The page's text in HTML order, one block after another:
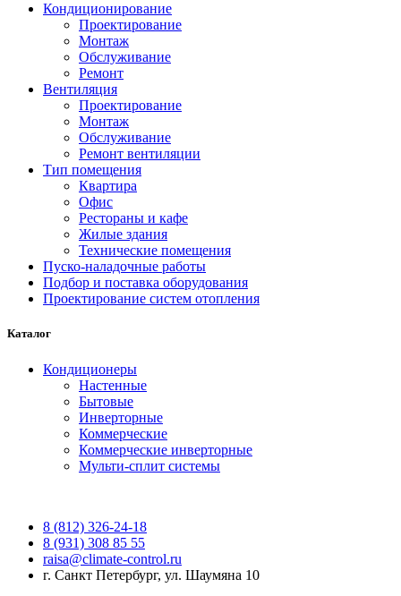
Кондиционирование
Проектирование
Монтаж
Обслуживание
Ремонт
Вентиляция
Проектирование
Монтаж
Обслуживание
Ремонт вентиляции
Тип помещения
Квартира
Офис
Рестораны и кафе
Жилые здания
Технические помещения
Пуско-наладочные работы
Подбор и поставка оборудования
Проектирование систем отопления
Каталог
Кондиционеры
Настенные
Бытовые
Инверторные
Коммерческие
Коммерческие инверторные
Мульти-сплит системы
8 (812) 326-24-18
8 (931) 308 85 55
raisa@climate-control.ru
г. Санкт Петербург, ул. Шаумяна 10